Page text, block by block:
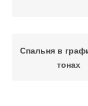
Спальня в
тонах